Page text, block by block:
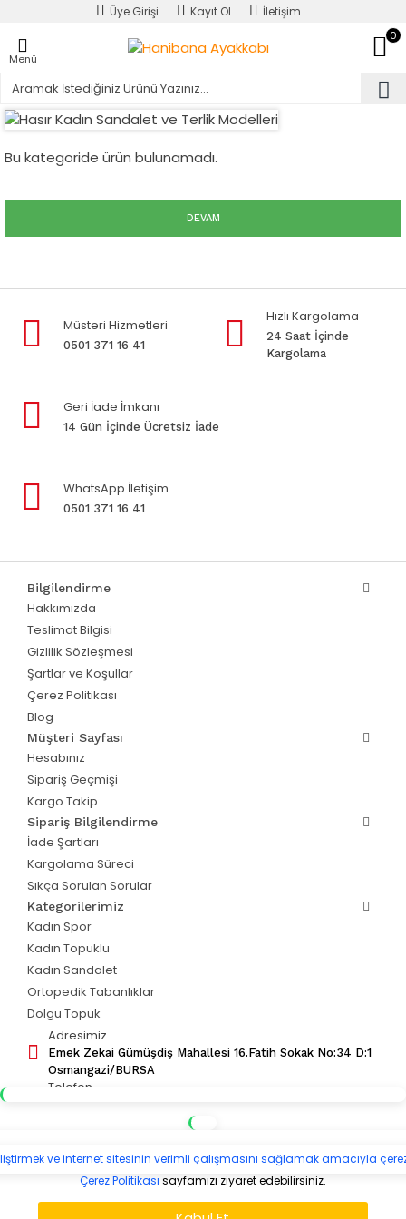
Üye Girişi Kayıt Ol İletişim
Menü
0
Bu kategoride ürün bulunamadı.
DEVAM
Müsteri Hizmetleri
0501 371 16 41
Hızlı Kargolama
24 Saat İçinde
Kargolama
Geri İade İmkanı
14 Gün İçinde Ücretsiz İade
WhatsApp İletişim
0501 371 16 41
Bilgilendirme
Hakkımızda
Teslimat Bilgisi
Gizlilik Sözleşmesi
Şartlar ve Koşullar
Çerez Politikası
Blog
Müşteri Sayfası
Hesabınız
Sipariş Geçmişi
Kargo Takip
Sipariş Bilgilendirme
İade Şartları
Kargolama Süreci
Sıkça Sorulan Sorular
Kategorilerimiz
Kadın Spor
Kadın Topuklu
Kadın Sandalet
Ortopedik Tabanlıklar
Dolgu Topuk
Adresimiz
Emek Zekai Gümüşdiş Mahallesi 16.Fatih Sokak No:34 D:1
Osmangazi/BURSA
Telefon
ve internet sitesinin verimli çalışmasını sağlamak amacıyla
Çerez Politikası sayfamızı ziyaret edebilirsiniz.